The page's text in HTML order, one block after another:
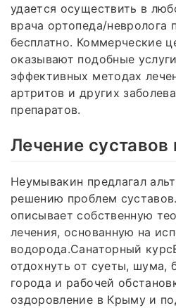
удается осуществить в
врача ортопеда/
бесплатно. Коммерческие
оказывают подобные
эффективных методах
артритов и других
препаратов.
Лечение
Неумывакин предлагал
решению проблем
описывает собственную
лечения, основанную на
водорода.Санаторный
отдохнуть от суеты, шума,
города и рабочей
оздоровление в Крыму и